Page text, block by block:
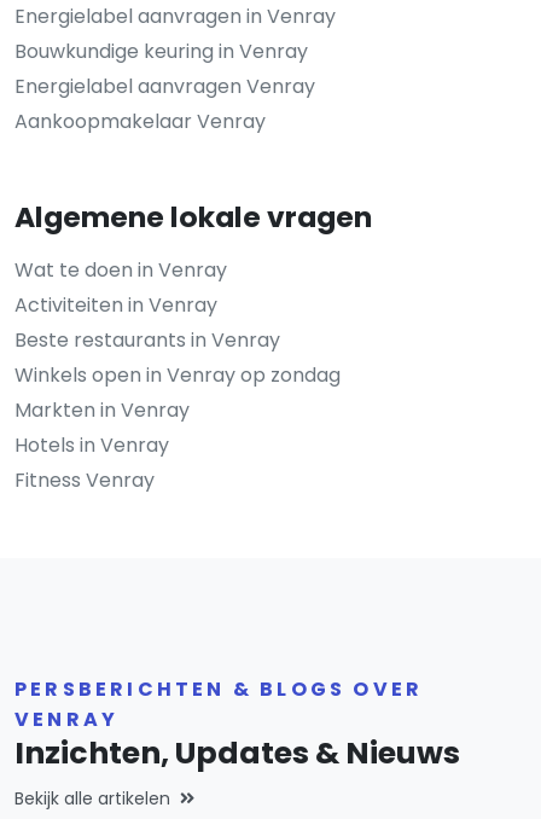
Energielabel aanvragen in Venray
Bouwkundige keuring in Venray
Energielabel aanvragen Venray
Aankoopmakelaar Venray
Algemene lokale vragen
Wat te doen in Venray
Activiteiten in Venray
Beste restaurants in Venray
Winkels open in Venray op zondag
Markten in Venray
Hotels in Venray
Fitness Venray
PERSBERICHTEN & BLOGS OVER
VENRAY
Inzichten, Updates & Nieuws
Bekijk alle artikelen